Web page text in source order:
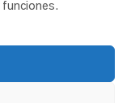
funciones.